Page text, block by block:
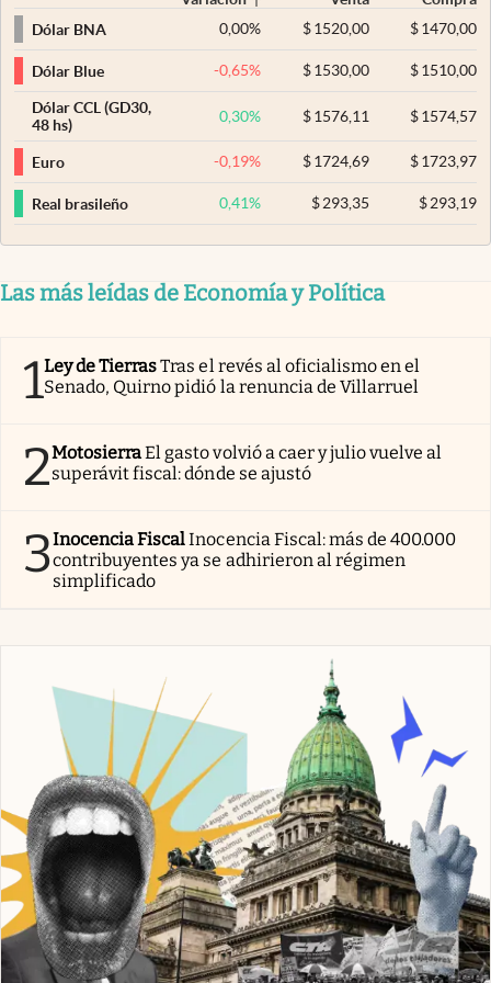
Dólar BNA
0,00% $ 1520,00 $1470,00
Dólar Blue -0,65% $ 1530,00 $1510,00
Dólar CCL (GD30,
48 hs)
0,30% $ 1576,11 $1574,57
Euro -0,19% $ 1724,69 $1723,97
Real brasileño 0,41% $293,35 $293,19
Las más leídas de Economía y Política
1Ley de TierrasTras el revés al oficialismo en el
Senado, Quirno pidió la renuncia de Villarruel
2MotosierraEl gasto volvió a caer y julio vuelve al
superávit fiscal: dónde se ajustó
3Inocencia FiscalInocencia Fiscal: más de 400.000
contribuyentes ya se adhirieron al régimen
simplificado